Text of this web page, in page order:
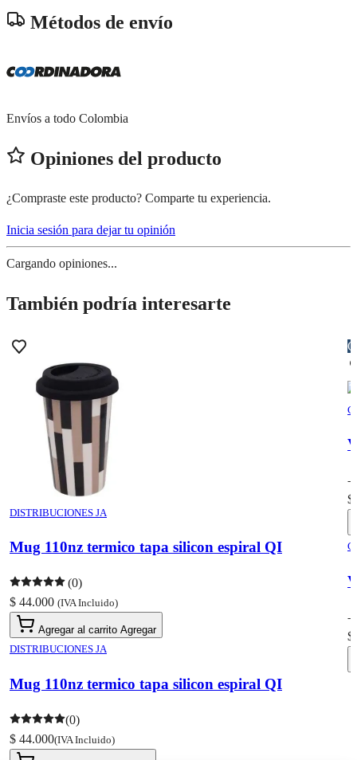
Métodos de envío
Envíos a todo Colombia
Opiniones del producto
¿Compraste este producto? Comparte tu experiencia.
Inicia sesión para dejar tu opinión
Cargando opiniones...
También podría interesarte
DISTRIBUCIONES JA
Mug 110nz termico tapa silicon espiral QI
(0)
$ 44.000 (IVA Incluido)
Agregar al carrito Agregar
DISTRIBUCIONES JA
Mug 110nz termico tapa silicon espiral QI
(0)
$ 44.000(IVA Incluido)
-
$
-
$